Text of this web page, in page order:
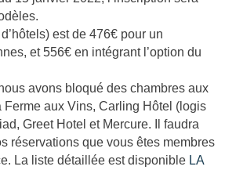
est de 476€ pour un
et 556€ en intégrant l’option du
avons bloqué des chambres aux
Ferme aux Vins, Carling Hôtel (logis
Greet Hotel et Mercure. Il faudra
réservations que vous êtes membres
La liste détaillée est disponible LA